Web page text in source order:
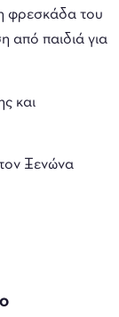
φρεσκάδα του
από παιδιά για
και
Ξενώνα